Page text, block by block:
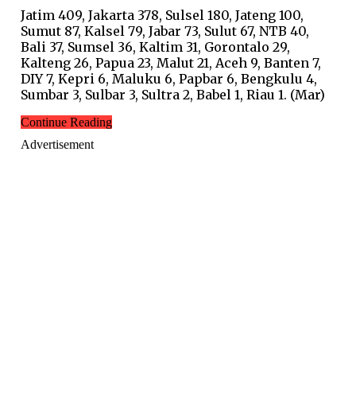
Jatim 409, Jakarta 378, Sulsel 180, Jateng 100,
Sumut 87, Kalsel 79, Jabar 73, Sulut 67, NTB 40,
Bali 37, Sumsel 36, Kaltim 31, Gorontalo 29,
Kalteng 26, Papua 23, Malut 21, Aceh 9, Banten 7,
DIY 7, Kepri 6, Maluku 6, Papbar 6, Bengkulu 4,
Sumbar 3, Sulbar 3, Sultra 2, Babel 1, Riau 1. (Mar)
Continue Reading
Advertisement